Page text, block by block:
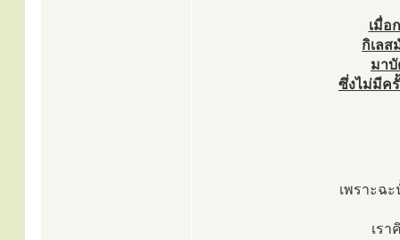
เมื่อ
กิเลส
มาบั
ซึ่งไม่มีค
เพราะฉ
เร